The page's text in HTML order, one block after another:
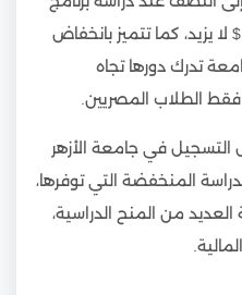
نظري، فتكون المصروفات 1000$ لا يزيد، كما تتميز بانخفاض
تدرك دورها تجاه
الطلاب المصريين.
في جامعة الأزهر
المنخفضة التي توفرها،
من المنح الدراسية،